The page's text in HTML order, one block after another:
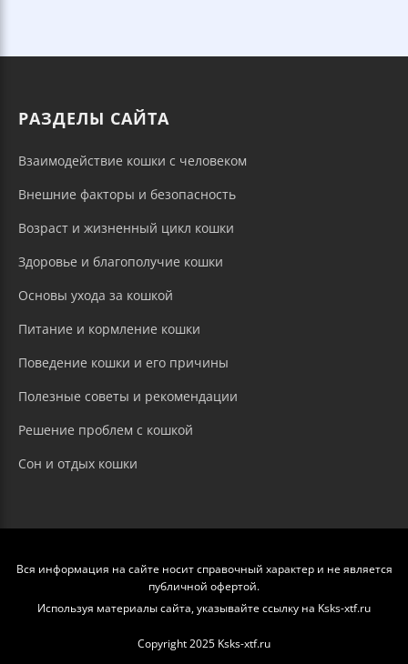
РАЗДЕЛЫ САЙТА
Взаимодействие кошки с человеком
Внешние факторы и безопасность
Возраст и жизненный цикл кошки
Здоровье и благополучие кошки
Основы ухода за кошкой
Питание и кормление кошки
Поведение кошки и его причины
Полезные советы и рекомендации
Решение проблем с кошкой
Сон и отдых кошки
Вся информация на сайте носит справочный характер и не является
публичной офертой.
Используя материалы сайта, указывайте ссылку на Ksks-xtf.ru
Copyright 2025 Ksks-xtf.ru